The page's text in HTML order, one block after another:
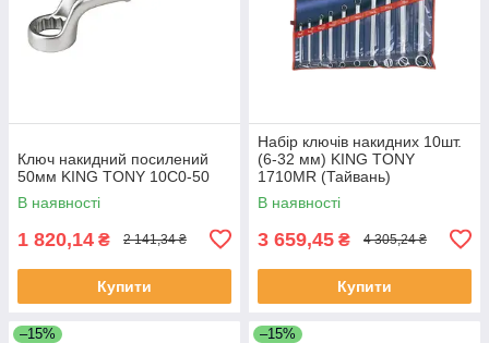
Ключ накидний посилений
50мм KING TONY 10C0-50
В наявності
1 820,14 ₴ 2 141,34 ₴
Купити
Набір ключів накидних 10шт.
(6-32 мм) KING TONY
1710MR (Тайвань)
В наявності
3 659,45 ₴ 4 305,24 ₴
Купити
–15% –15%